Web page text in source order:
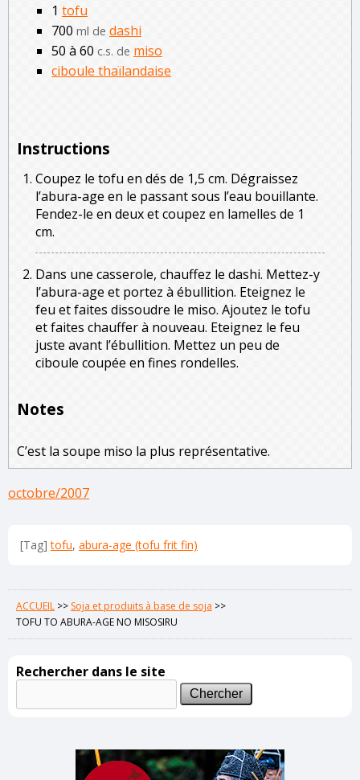
1 tofu
700 ml de dashi
50 à 60 c.s. de miso
ciboule thaïlandaise
Instructions
Coupez le tofu en dés de 1,5 cm. Dégraissez
l’abura-age en le passant sous l’eau bouillante.
Fendez-le en deux et coupez en lamelles de 1
cm.
Dans une casserole, chauffez le dashi. Mettez-y
l’abura-age et portez à ébullition. Eteignez le
feu et faites dissoudre le miso. Ajoutez le tofu
et faites chauffer à nouveau. Eteignez le feu
juste avant l’ébullition. Mettez un peu de
ciboule coupée en fines rondelles.
Notes
C’est la soupe miso la plus représentative.
octobre/2007
[Tag]tofu, abura-age (tofu frit fin)
ACCUEIL >> Soja et produits à base de soja >>
TOFU TO ABURA-AGE NO MISOSIRU
Rechercher dans le site